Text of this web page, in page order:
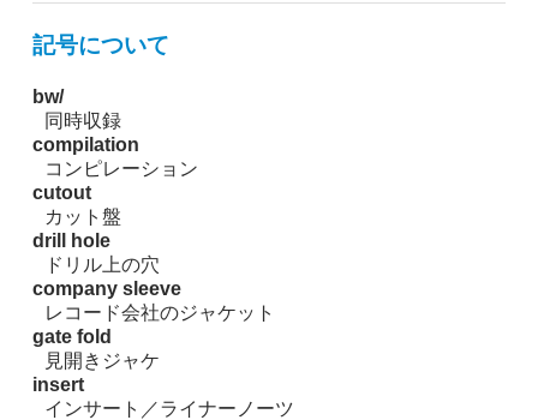
記号について
bw/
同時収録
compilation
コンピレーション
cutout
カット盤
drill hole
ドリル上の穴
company sleeve
レコード会社のジャケット
gate fold
見開きジャケ
insert
インサート／ライナーノーツ